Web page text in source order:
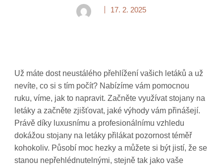
17. 2. 2025
Už máte dost neustálého přehlížení vašich letáků a už
nevíte, co si s tím počít? Nabízíme vám pomocnou
ruku, víme, jak to napravit. Začněte využívat stojany na
letáky a začněte zjišťovat, jaké výhody vám přinášejí.
Právě díky luxusnímu a profesionálnímu vzhledu
dokážou stojany na letáky přilákat pozornost téměř
kohokoliv. Působí moc hezky a můžete si být jistí, že se
stanou nepřehlédnutelnými, stejně tak jako vaše